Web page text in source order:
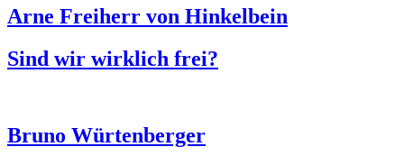
Arne Freiherr von Hinkelbein
Sind wir wirklich frei?
Bruno Würtenberger